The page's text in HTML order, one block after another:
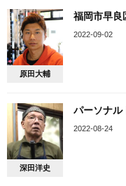
原田大輔
福岡市早良
2022-09-02
深田洋史
パーソナル
2022-08-24